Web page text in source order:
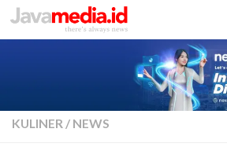
Skip to content
KULINER / NEWS